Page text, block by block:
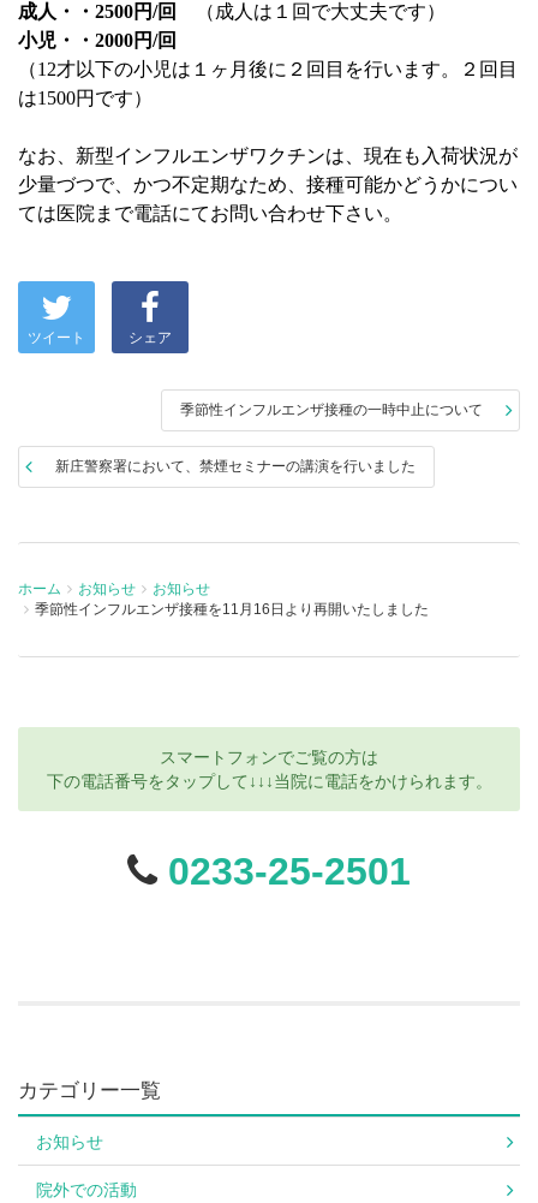
成人・・2500円/回
（成人は１回で大丈夫です）
小児・・2000円/回
（12才以下の小児は１ヶ月後に２回目を行います。２回目
は1500円です）
なお、新型インフルエンザワクチンは、現在も入荷状況が
少量づつで、かつ不定期なため、接種可能かどうかについ
ては医院まで電話にてお問い合わせ下さい。
ツイート シェア
季節性インフルエンザ接種の一時中止について
新庄警察署において、禁煙セミナーの講演を行いました
ホーム お知らせ
お知らせ
季節性インフルエンザ接種を11月16日より再開いたしました
スマートフォンでご覧の方は
下の電話番号をタップして↓↓↓当院に電話をかけられます。
0233-25-2501
カテゴリー一覧
お知らせ
院外での活動